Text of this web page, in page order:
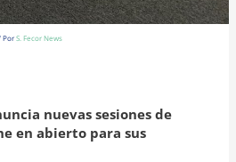
S. Fecor News
nuevas sesiones de
en abierto para sus